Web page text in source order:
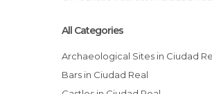
All Categories
Archaeological Sites in Ciudad
Bars in Ciudad Real